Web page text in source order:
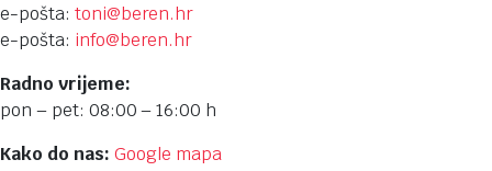
e-pošta: toni@beren.hr
e-pošta: info@beren.hr
Radno vrijeme:
pon – pet: 08:00 – 16:00 h
Kako do nas: Google mapa